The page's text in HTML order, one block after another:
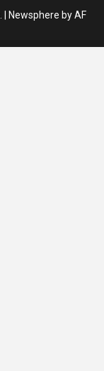
Newsphere by AF